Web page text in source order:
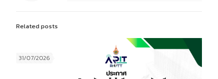
Related posts
31/07/2026